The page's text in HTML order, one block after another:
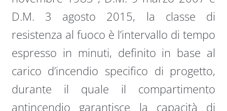
D.M. 3 agosto 2015, la classe di
resistenza al fuoco è l’intervallo di tempo
espresso in minuti, definito in base al
carico d’incendio specifico di progetto,
durante il quale il compartimento
antincendio garantisce la capacità di